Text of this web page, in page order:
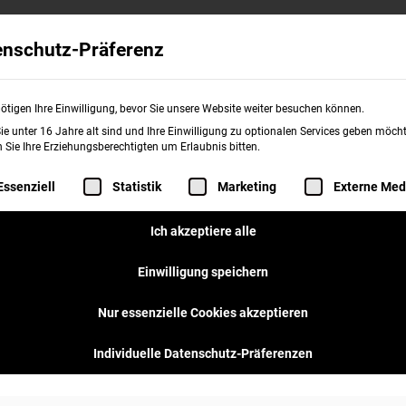
Store für
Präferenz
Ihre Einwilligung, bevor Sie unsere Website weiter besuchen können.
unter 16 Jahre alt sind und Ihre Einwilligung zu optionalen Services geben
Sie Ihre Erziehungsberechtigten um Erlaubnis bitten.
eine Liste der Service-Gruppen, für
Statistik Marketing Externe
Ich akzeptiere alle
Einwilligung speichern
Nur essenzielle Cookies akzeptieren
Individuelle Datenschutz-Präferenzen